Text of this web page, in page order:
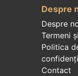
Despre
Despre
Termeni
Politica
Contact